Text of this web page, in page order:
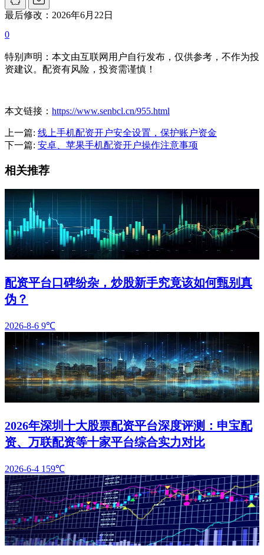
最后修改：2026年6月22日
0
特别声明：本文由互联网用户自行发布，仅供参考，不作为投
资建议。配资有风险，投资需谨慎！
本文链接： https://www.senbcl.cn/955.html
上一篇: 线上手机配资开户安全设置，保护账户资金
下一篇: 安卓、苹果手机配资开户操作注意事项
相关推荐
配资平台口碑纷杂，炒股新手究竟该如何甄别真
伪？
2026-8-6 9℃
2026年深圳十大股票配资平台深度评测：申宝配
资、万联配资等十家平台综合实力对比
2026-6-4 159℃